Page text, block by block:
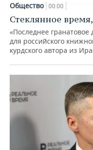
Общество 00:00
Стеклянное
«Последнее
для российского
курдского автора из